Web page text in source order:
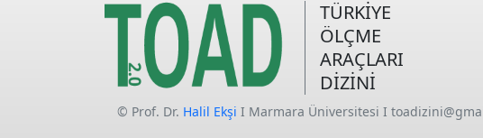
TÜRKİYE
ÖLÇME
ARAÇLARI
DİZİNİ
© Prof. Dr. Halil Ekşi I Marmara Üniversitesi I